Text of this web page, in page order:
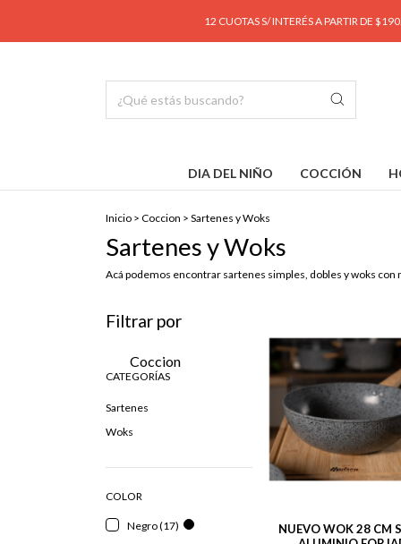
12 CUOTAS S/ INTERÉS A PARTIR DE $190.000 ENVÍO
DIA DEL NIÑO COCCIÓN
Inicio > Coccion > Sartenes y Woks
Sartenes y Woks
Acá podemos encontrar sartenes simples, dobles y woks con
Filtrar por
Coccion
CATEGORÍAS
Sartenes
Woks
COLOR
Negro (17)
NUEVO WOK 28 CM